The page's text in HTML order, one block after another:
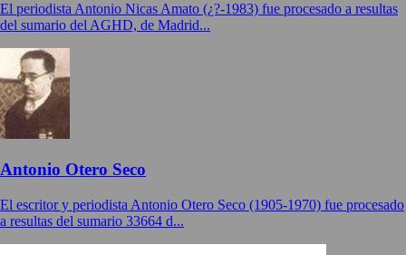
El periodista Antonio Nicas Amato (¿?-1983) fue procesado a resultas
del sumario del AGHD, de Madrid...
Antonio Otero Seco
El escritor y periodista Antonio Otero Seco (1905-1970) fue procesado
a resultas del sumario 33664 d...